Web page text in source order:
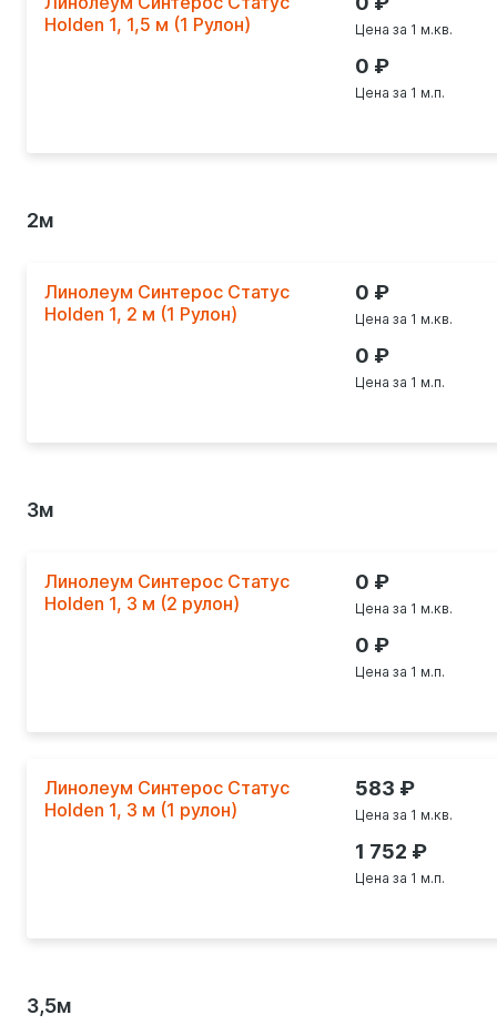
Holden 1, 1,5 м (1 Рулон)
Цена за 1 м.кв.
0
Цена за 1 м.п.
2м
Линолеум Синтерос Статус
Holden 1, 2 м (1 Рулон)
0
Цена за 1 м.кв.
0
Цена за 1 м.п.
3м
Линолеум Синтерос Статус
Holden 1, 3 м (2 рулон)
0
Цена за 1 м.кв.
0
Цена за 1 м.п.
Линолеум Синтерос Статус
Holden 1, 3 м (1 рулон)
583
Цена за 1 м.кв.
1 752
Цена за 1 м.п.
3,5м